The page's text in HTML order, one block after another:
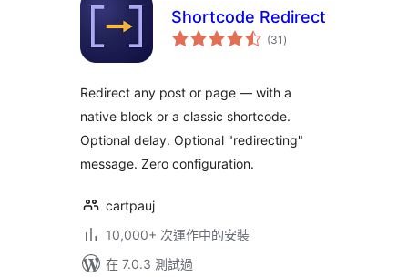
Shortcode Redirect
(31 總
評)
Redirect any post or page — with a
native block or a classic shortcode.
Optional delay. Optional "redirecting"
message. Zero configuration.
cartpauj
10,000+ 次運作中的安裝
在 7.0.3 測試過